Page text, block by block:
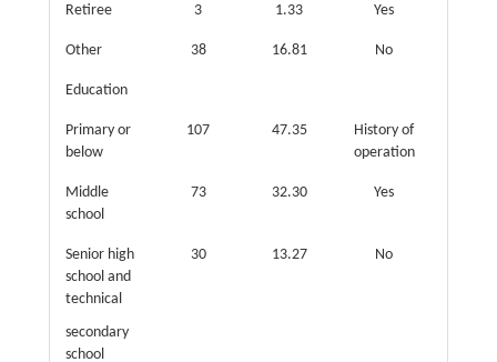
Retiree 3 1.33 Yes
Other 38 16.81 No
Education
Primary or
below
107 47.35
History of
operation
Middle
school
73 32.30 Yes
Senior high
school and
technical
secondary
school
30 13.27 No